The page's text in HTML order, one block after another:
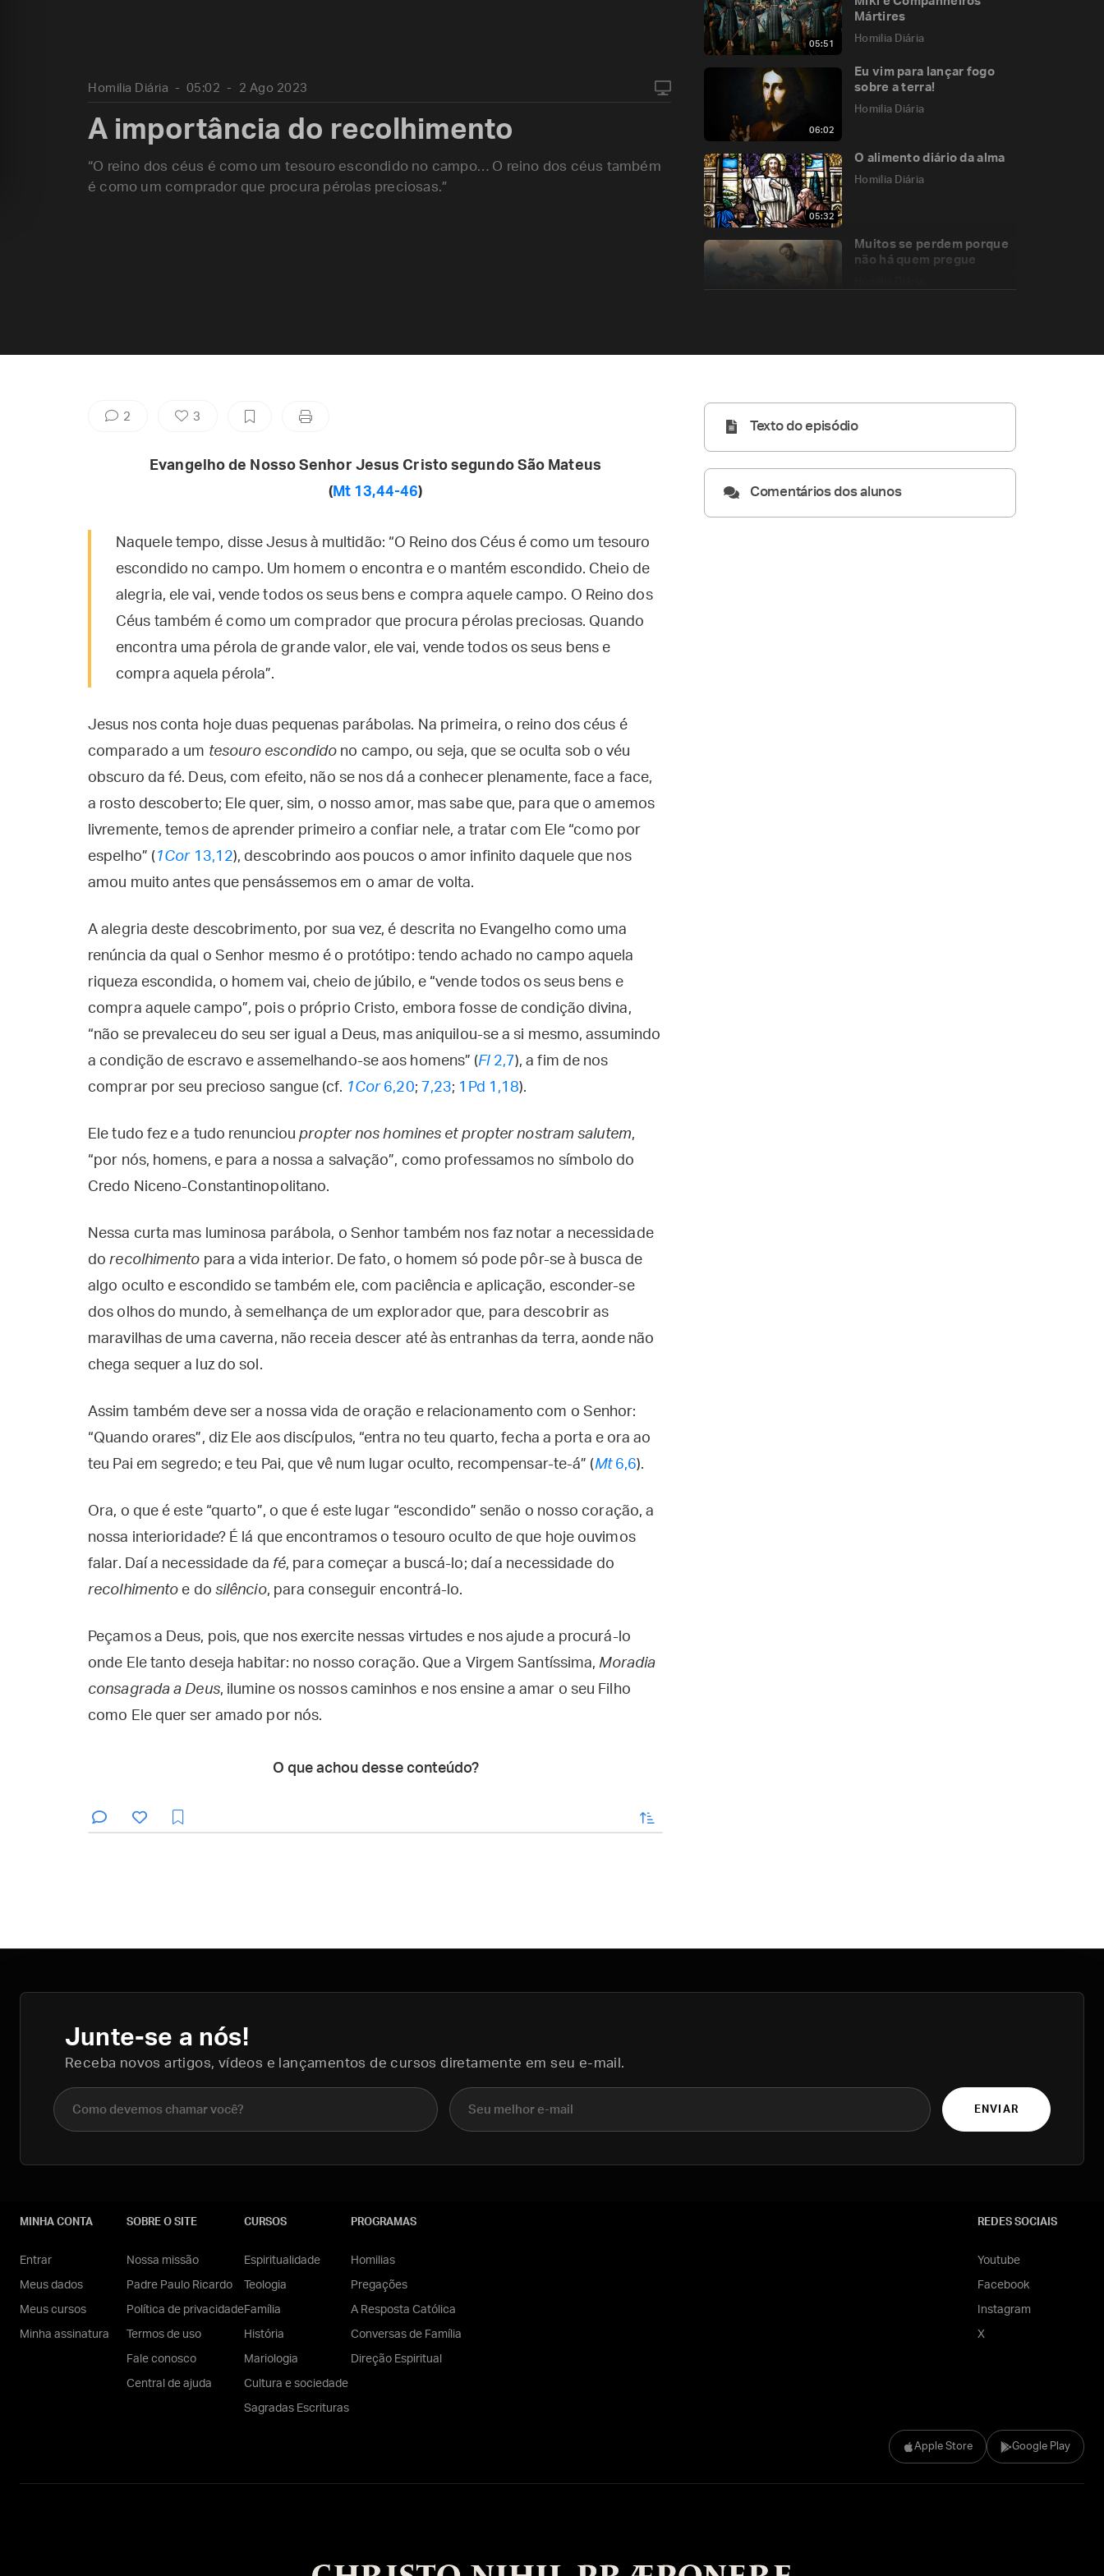
05:51
Mártires
Homilia Diária
06:02
Eu vim para lançar fogo
sobre a terra!
Homilia Diária
05:32
O alimento diário da alma
Homilia Diária
Muitos se perdem porque
não há quem pregue
Homilia Diária 05:02 2 Ago 2023
A importância do recolhimento
“O reino dos céus é como um tesouro escondido no campo… O reino dos céus também
é como um comprador que procura pérolas preciosas.”
2 3
Evangelho de Nosso Senhor Jesus Cristo segundo São Mateus
(Mt 13,44-46)
Naquele tempo, disse Jesus à multidão: “O Reino dos Céus é como um tesouro
escondido no campo. Um homem o encontra e o mantém escondido. Cheio de
alegria, ele vai, vende todos os seus bens e compra aquele campo. O Reino dos
Céus também é como um comprador que procura pérolas preciosas. Quando
encontra uma pérola de grande valor, ele vai, vende todos os seus bens e
compra aquela pérola”.
Jesus nos conta hoje duas pequenas parábolas. Na primeira, o reino dos céus é
comparado a um tesouro escondido no campo, ou seja, que se oculta sob o véu
obscuro da fé. Deus, com efeito, não se nos dá a conhecer plenamente, face a face,
a rosto descoberto; Ele quer, sim, o nosso amor, mas sabe que, para que o amemos
livremente, temos de aprender primeiro a confiar nele, a tratar com Ele “como por
espelho” ( 1Cor13,12), descobrindo aos poucos o amor infinito daquele que nos
amou muito antes que pensássemos em o amar de volta.
A alegria deste descobrimento, por sua vez, é descrita no Evangelho como uma
renúncia da qual o Senhor mesmo é o protótipo: tendo achado no campo aquela
riqueza escondida, o homem vai, cheio de júbilo, e “vende todos os seus bens e
compra aquele campo”, pois o próprio Cristo, embora fosse de condição divina,
“não se prevaleceu do seu ser igual a Deus, mas aniquilou-se a si mesmo, assumindo
a condição de escravo e assemelhando-se aos homens” (Fl2,7), a fim de nos
comprar por seu precioso sangue (cf. 1Cor6,20; 7,23; 1Pd 1,18).
Ele tudo fez e a tudo renuncioupropter nos homines et propter nostram salutem,
“por nós, homens, e para a nossa a salvação”, como professamos no símbolo do
Credo Niceno-Constantinopolitano.
Nessa curta mas luminosa parábola, o Senhor também nos faz notar a necessidade
dorecolhimento para a vida interior. De fato, o homem só pode pôr-se à busca de
algo oculto e escondido se também ele, com paciência e aplicação, esconder-se
dos olhos do mundo, à semelhança de um explorador que, para descobrir as
maravilhas de uma caverna, não receia descer até às entranhas da terra, aonde não
chega sequer a luz do sol.
Assim também deve ser a nossa vida de oração e relacionamento com o Senhor:
“Quando orares”, diz Ele aos discípulos, “entra no teu quarto, fecha a porta e ora ao
teu Pai em segredo; e teu Pai, que vê num lugar oculto, recompensar-te-á” (Mt6,6).
Ora, o que é este “quarto”, o que é este lugar “escondido” senão o nosso coração, a
nossa interioridade? É lá que encontramos o tesouro oculto de que hoje ouvimos
falar. Daí a necessidade da fé, para começar a buscá-lo; daí a necessidade do
recolhimento e do silêncio, para conseguir encontrá-lo.
Peçamos a Deus, pois, que nos exercite nessas virtudes e nos ajude a procurá-lo
onde Ele tanto deseja habitar: no nosso coração. Que a Virgem Santíssima,Moradia
consagrada a Deus, ilumine os nossos caminhos e nos ensine a amar o seu Filho
como Ele quer ser amado por nós.
O que achou desse conteúdo?
enviar
Texto do episódio
Comentários dos alunos
Junte-se a nós!
Receba novos artigos, vídeos e lançamentos de cursos diretamente em seu e-mail.
Nome completo E-mail
ENVIAR
Apple Store Google Play
MINHA CONTA
Entrar
Meus dados
Meus cursos
Minha assinatura
SOBRE O SITE
Nossa missão
Padre Paulo Ricardo
Política de privacidade
Termos de uso
Fale conosco
Central de ajuda
CURSOS
Espiritualidade
Teologia
Família
História
Mariologia
Cultura e sociedade
Sagradas Escrituras
PROGRAMAS
Homilias
Pregações
A Resposta Católica
Conversas de Família
Direção Espiritual
REDES SOCIAIS
Youtube
Facebook
Instagram
X